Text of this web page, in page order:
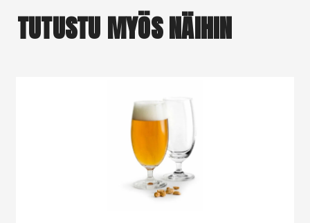
TUTUSTU MYÖS NÄIHIN